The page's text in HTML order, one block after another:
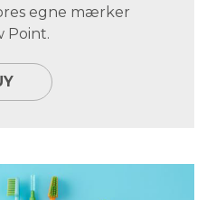
egne mærker
Point.